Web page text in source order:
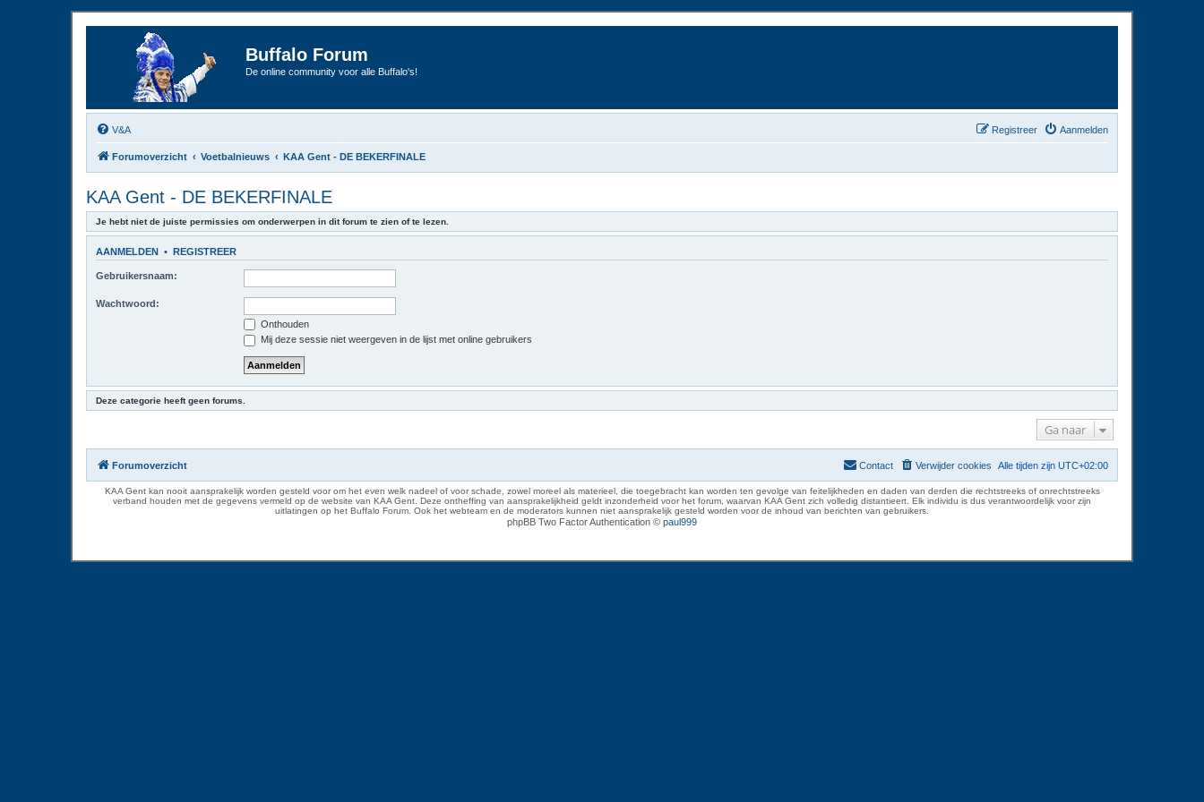
Buffalo Forum
De online community voor alle Buffalo's!
V&A Aanmelden
Registreer
Forumoverzicht Voetbalnieuws KAA Gent - DE BEKERFINALE
KAA Gent - DE BEKERFINALE
Je hebt niet de juiste permissies om onderwerpen in dit forum te zien of te lezen.
AANMELDEN • REGISTREER
Gebruikersnaam:
Wachtwoord:
Onthouden
Mij deze sessie niet weergeven in de lijst met online gebruikers
Deze categorie heeft geen forums.
Ga naar
Forumoverzicht Alle tijden zijn UTC+02:00
Verwijder cookies
Contact
KAA Gent kan nooit aansprakelijk worden gesteld voor om het even welk nadeel of voor schade, zowel moreel als materieel, die toegebracht kan worden ten gevolge van feitelijkheden en daden van derden die rechtstreeks of onrechtstreeks
verband houden met de gegevens vermeld op de website van KAA Gent. Deze ontheffing van aansprakelijkheid geldt inzonderheid voor het forum, waarvan KAA Gent zich volledig distantieert. Elk individu is dus verantwoordelijk voor zijn
uitlatingen op het Buffalo Forum. Ook het webteam en de moderators kunnen niet aansprakelijk gesteld worden voor de inhoud van berichten van gebruikers.
phpBB Two Factor Authentication © paul999